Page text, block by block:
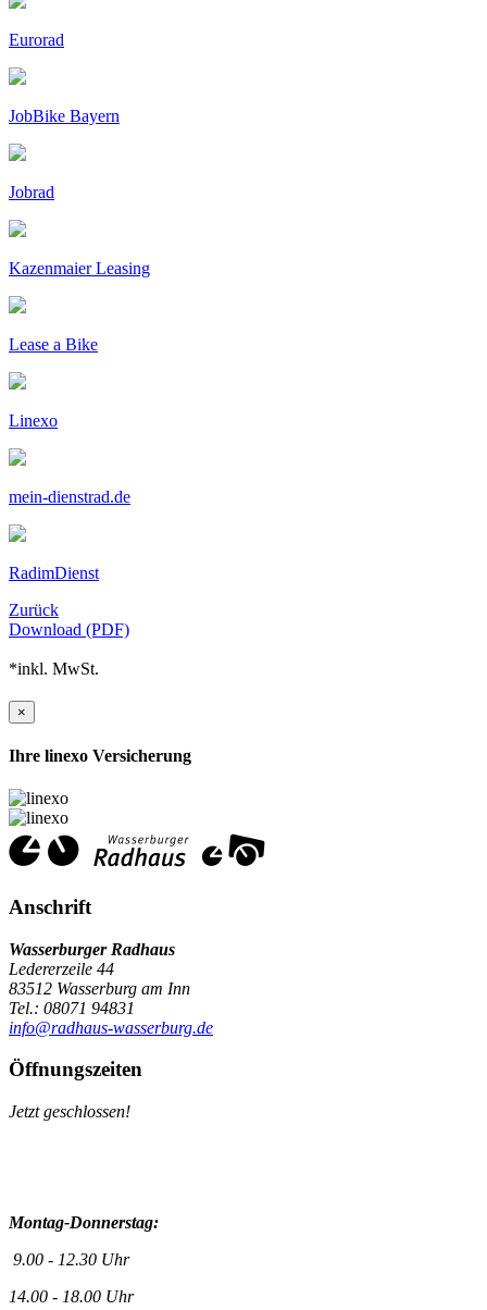
Eurorad
JobBike Bayern
Jobrad
Kazenmaier Leasing
Lease a Bike
Linexo
mein-dienstrad.de
RadimDienst
Zurück
Download (PDF)
*inkl. MwSt.
×
Ihre linexo Versicherung
Anschrift
Wasserburger Radhaus
Ledererzeile 44
83512 Wasserburg am Inn
Tel.: 08071 94831
info@radhaus-wasserburg.de
Öffnungszeiten
Jetzt geschlossen!
Montag-Donnerstag:
9.00 - 12.30 Uhr
14.00 - 18.00 Uhr